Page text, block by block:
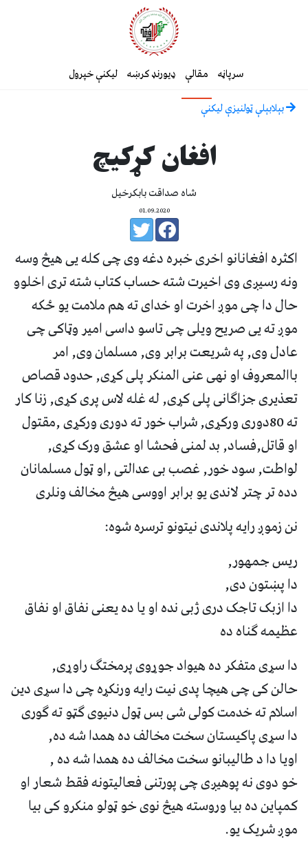
سرپاڼه مقالې ډیورنډ کرښه لیکنې خپرول
بېلابېلې ټولنيزې ليکنې
افغان کړکیچ
شاه صداقت بابکرخیل
01.09.2020
اکثره افغانانو اخری خبره دغه وی چی کله یی هیڅ وسه
ونه رسیږی وی اخیرت شته حساب کتاب شته تری اخلوو
حال دا چی موږ اخرت او خدای ته هم ملامت یو ځکه
موږ ته یی صریح ویلی چی تاسو داسی امیر وټاکی چی
عادل وی, په شریعت برابر وی, مسلمان وی, امر
باالمعروف او نهی عنی المنکر پلی کړی, حدود قصاص
تعذیری جزاګانی پلی کړی, له غله لاس پری کړی, زنا کار
ته 80دوری ورکړی, شراب خور ته دوری ورکړی ,مقتول
او قاتل,فساد, بد لمنی فحشا او عشق ورک کړی,
لواطت, سود خور, غصب بی عدالتی ,او ټول مسلمانان
دده تر چتر لاندی یو برابر اووسی هیڅ مخالف ونلری
نن زموږ رایه پلاندی نیتونو ترسره شوه:
ریس جمهور,
دا پښتون دی,
دا ازبک تاجک دری ژبی نده او یا ده یعنی نفاق او نفاق
عظیمه ګناه ده
دا سړی متفکر ده هیواد جوړوی پرمختګ راوړی,
حالن کی چی هیچا پدی نیت رایه ورنکړه چی دا سړی دین
اسلام ته خدمت کولی شی بس ټول دنیوی ګټو ته ګوری
دا سړی پاکیستان سخت مخالف ده همدا شه ده,
اویا دا د طالیبانو سخت مخالف ده همدا شه ده ,
خو دوی نه پوهیږی چی پورتنی فعالیتونه فقط شعار او
کمپاین ده بیا وروسته هیڅ نوی خو ټولو منکرو کی بیا
موږ شریک یو.